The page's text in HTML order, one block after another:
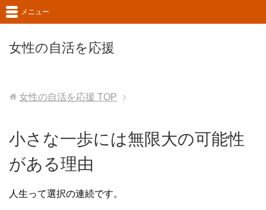
女性の自活を応援
メニュー
女性の自活を応援 TOP
小さな一歩には無限大の可能性
がある理由
人生って選択の連続です。